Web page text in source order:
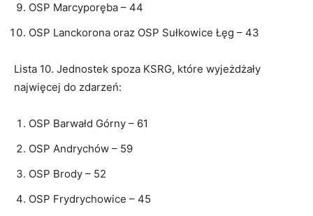
OSP Marcyporęba – 44
OSP Lanckorona oraz OSP Sułkowice Łęg – 43
Lista 10. Jednostek spoza KSRG, które wyjeżdżały
najwięcej do zdarzeń:
OSP Barwałd Górny – 61
OSP Andrychów – 59
OSP Brody – 52
OSP Frydrychowice – 45